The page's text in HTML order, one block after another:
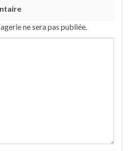
ne sera pas publiée.